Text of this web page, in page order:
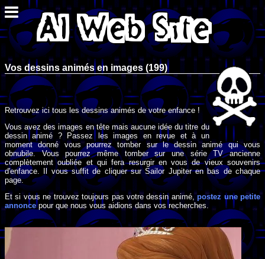
Vos dessins animés en images (199)
Retrouvez ici tous les dessins animés de votre enfance !
Vous avez des images en tête mais aucune idée du titre du
dessin animé ? Passez les images en revue et à un
moment donné vous pourrez tomber sur le dessin animé qui vous
obnubile. Vous pourrez même tomber sur une série TV ancienne
complètement oubliée et qui fera resurgir en vous de vieux souvenirs
d'enfance. Il vous suffit de cliquer sur Sailor Jupiter en bas de chaque
page.
Et si vous ne trouvez toujours pas votre dessin animé,postez une petite
annoncepour que nous vous aidions dans vos recherches.